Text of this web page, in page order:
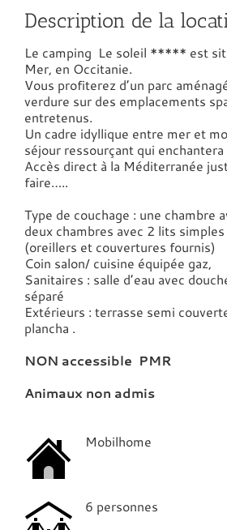
Description de la
Le camping Le soleil ***** est
Mer, en Occitanie.
Vous profiterez d’un parc
verdure sur des emplacements
entretenus.
Un cadre idyllique entre mer et
séjour ressourçant qui
Accès direct à la Méditerranée
faire…..
Type de couchage : une chambre
deux chambres avec 2 lits
(oreillers et couvertures fournis)
Coin salon/ cuisine équipée gaz,
Sanitaires : salle d’eau avec
séparé
Extérieurs : terrasse semi
plancha .
NON accessible PMR
Animaux non admis
Mobilhome
6 personnes